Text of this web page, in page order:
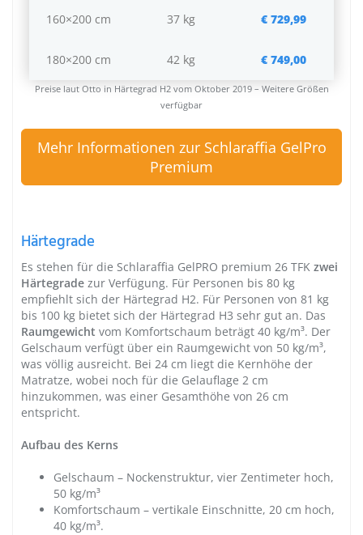
160×200 cm 37 kg € 729,99
180×200 cm 42 kg € 749,00
Preise laut Otto in Härtegrad H2 vom Oktober 2019 – Weitere Größen
verfügbar
Mehr Informationen zur Schlaraffia GelPro
Premium
Härtegrade
Es stehen für die Schlaraffia GelPRO premium 26 TFK zwei
Härtegrade zur Verfügung. Für Personen bis 80 kg
empfiehlt sich der Härtegrad H2. Für Personen von 81 kg
bis 100 kg bietet sich der Härtegrad H3 sehr gut an. Das
Raumgewicht vom Komfortschaum beträgt 40 kg/m³. Der
Gelschaum verfügt über ein Raumgewicht von 50 kg/m³,
was völlig ausreicht. Bei 24 cm liegt die Kernhöhe der
Matratze, wobei noch für die Gelauflage 2 cm
hinzukommen, was einer Gesamthöhe von 26 cm
entspricht.
Aufbau des Kerns
Gelschaum – Nockenstruktur, vier Zentimeter hoch,
50 kg/m³
Komfortschaum – vertikale Einschnitte, 20 cm hoch,
40 kg/m³.